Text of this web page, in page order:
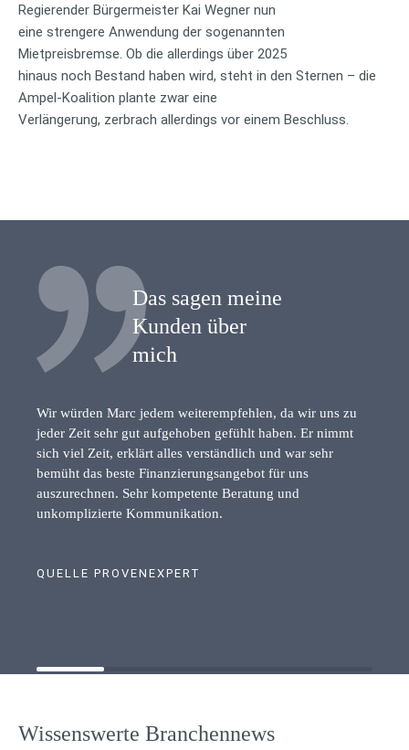
Regierender Bürgermeister Kai Wegner nun
eine strengere Anwendung der sogenannten
Mietpreisbremse. Ob die allerdings über 2025
hinaus noch Bestand haben wird, steht in den Sternen – die
Ampel-Koalition plante zwar eine
Verlängerung, zerbrach allerdings vor einem Beschluss.
Das sagen meine
Kunden über
mich
Wir würden Marc jedem weiterempfehlen, da wir uns zu
jeder Zeit sehr gut aufgehoben gefühlt haben. Er nimmt
sich viel Zeit, erklärt alles verständlich und war sehr
bemüht das beste Finanzierungsangebot für uns
auszurechnen. Sehr kompetente Beratung und
unkomplizierte Kommunikation.
QUELLE PROVENEXPERT
Wissenswerte Branchennews